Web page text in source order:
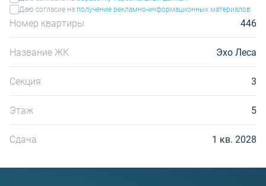
Даю согласие на получение рекламно-информационных материалов
Номер квартиры 446
Название ЖК Эхо Леса
Секция 3
Этаж 5
Сдача 1 кв. 2028